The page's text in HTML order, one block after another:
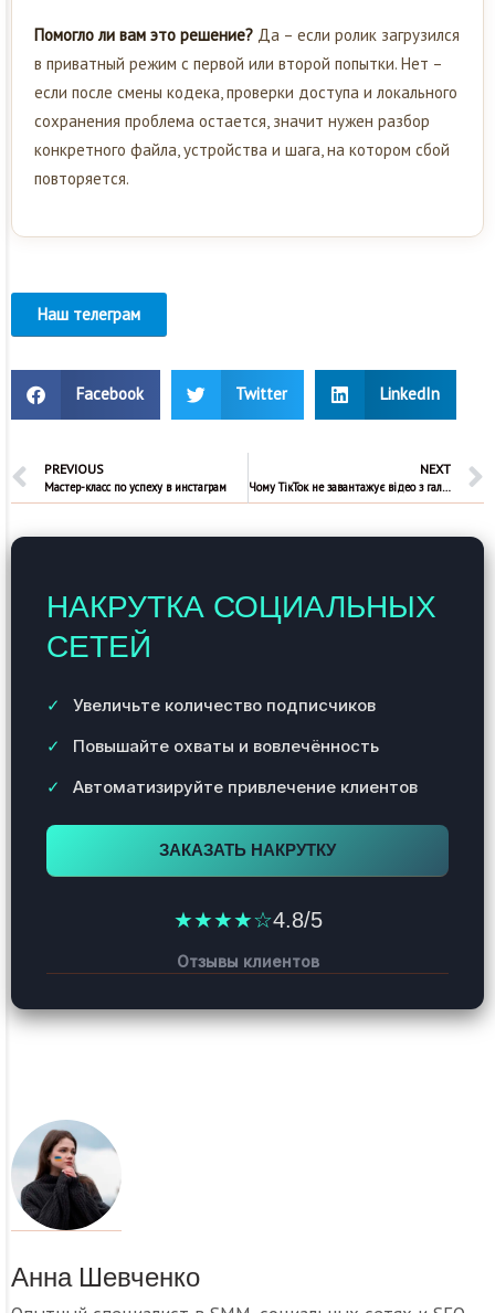
Помогло ли вам это решение? Да – если ролик загрузился
в приватный режим с первой или второй попытки. Нет –
если после смены кодека, проверки доступа и локального
сохранения проблема остается, значит нужен разбор
конкретного файла, устройства и шага, на котором сбой
повторяется.
Наш телеграм
Facebook Twitter LinkedIn
PREVIOUS
Мастер-класс по успеху в инстаграм
NEXT
Чому ТікТок не завантажує відео з галереї
НАКРУТКА СОЦИАЛЬНЫХ
СЕТЕЙ
Увеличьте количество подписчиков
Повышайте охваты и вовлечённость
Автоматизируйте привлечение клиентов
ЗАКАЗАТЬ НАКРУТКУ
★★★★☆4.8/5
Отзывы клиентов
Анна Шевченко